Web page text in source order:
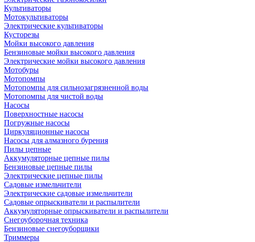
Культиваторы
Мотокультиваторы
Электрические культиваторы
Кусторезы
Мойки высокого давления
Бензиновые мойки высокого давления
Электрические мойки высокого давления
Мотобуры
Мотопомпы
Мотопомпы для сильнозагрязненной воды
Мотопомпы для чистой воды
Насосы
Поверхностные насосы
Погружные насосы
Циркуляционные насосы
Насосы для алмазного бурения
Пилы цепные
Аккумуляторные цепные пилы
Бензиновые цепные пилы
Электрические цепные пилы
Садовые измельчители
Электрические садовые измельчители
Садовые опрыскиватели и распылители
Аккумуляторные опрыскиватели и распылители
Снегоуборочная техника
Бензиновые снегоуборщики
Триммеры